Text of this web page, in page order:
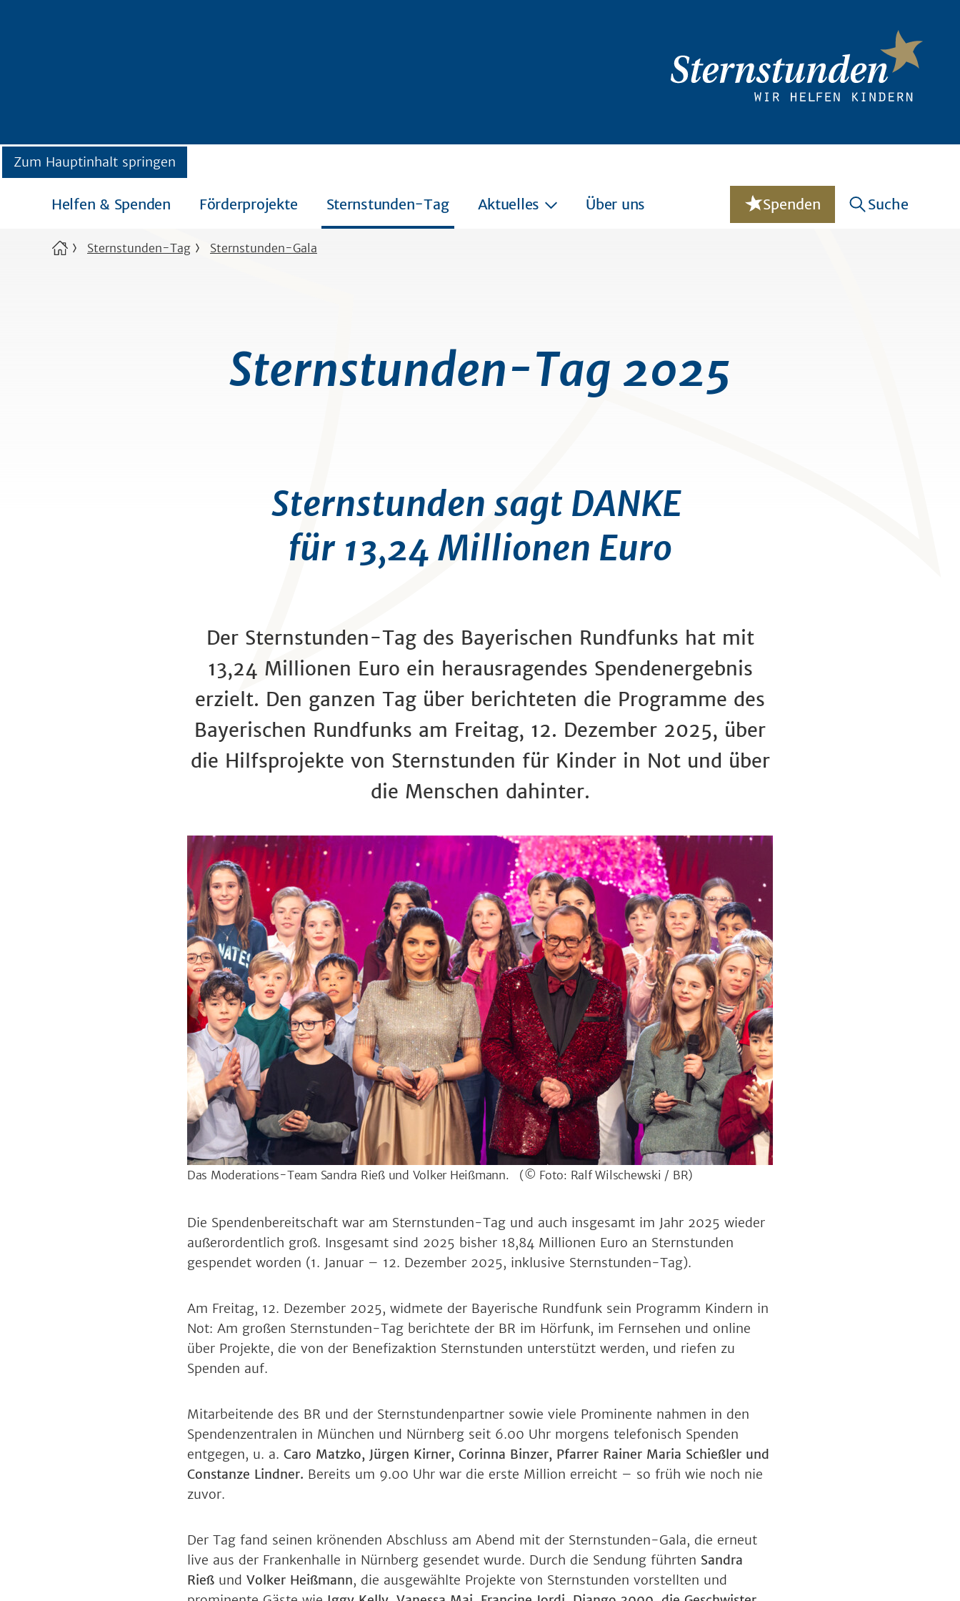
Zum Hauptinhalt springen
Helfen & Spenden Förderprojekte Sternstunden-Tag Aktuelles Über uns Spenden Suche
Sternstunden-Tag Sternstunden-Gala
Sternstunden-Tag 2025
Sternstunden sagt DANKE
für 13,24 Millionen Euro
Der Sternstunden-Tag des Bayerischen Rundfunks hat mit
13,24 Millionen Euro ein herausragendes Spendenergebnis
erzielt. Den ganzen Tag über berichteten die Programme des
Bayerischen Rundfunks am Freitag, 12. Dezember 2025, über
die Hilfsprojekte von Sternstunden für Kinder in Not und über
die Menschen dahinter.
Das Moderations-Team Sandra Rieß und Volker Heißmann. (© Foto: Ralf Wilschewski / BR)
Die Spendenbereitschaft war am Sternstunden-Tag und auch insgesamt im Jahr 2025 wieder
außerordentlich groß. Insgesamt sind 2025 bisher 18,84 Millionen Euro an Sternstunden
gespendet worden (1. Januar – 12. Dezember 2025, inklusive Sternstunden-Tag).
Am Freitag, 12. Dezember 2025, widmete der Bayerische Rundfunk sein Programm Kindern in
Not: Am großen Sternstunden-Tag berichtete der BR im Hörfunk, im Fernsehen und online
über Projekte, die von der Benefizaktion Sternstunden unterstützt werden, und riefen zu
Spenden auf.
Mitarbeitende des BR und der Sternstundenpartner sowie viele Prominente nahmen in den
Spendenzentralen in München und Nürnberg seit 6.00 Uhr morgens telefonisch Spenden
entgegen, u. a. Caro Matzko, Jürgen Kirner, Corinna Binzer, Pfarrer Rainer Maria Schießler und
Constanze Lindner. Bereits um 9.00 Uhr war die erste Million erreicht – so früh wie noch nie
zuvor.
Der Tag fand seinen krönenden Abschluss am Abend mit der Sternstunden-Gala, die erneut
live aus der Frankenhalle in Nürnberg gesendet wurde. Durch die Sendung führten Sandra
Rieß und Volker Heißmann, die ausgewählte Projekte von Sternstunden vorstellten und